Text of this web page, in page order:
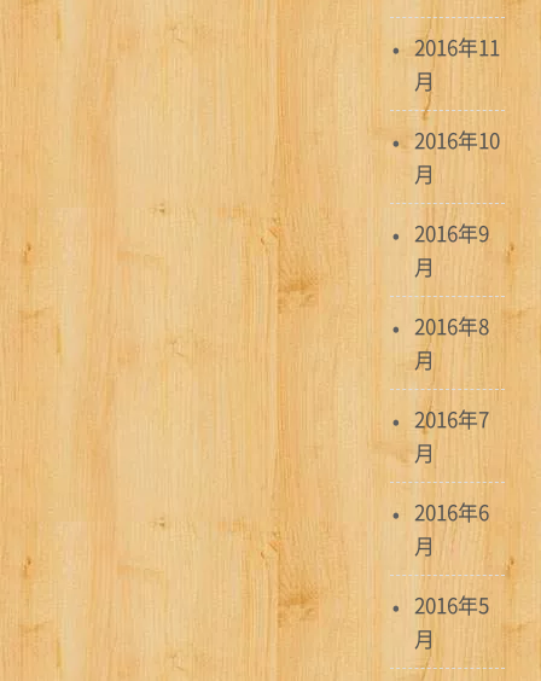
ン
2016年11
月
2016年10
月
2016年9
月
2016年8
月
2016年7
月
2016年6
月
2016年5
月